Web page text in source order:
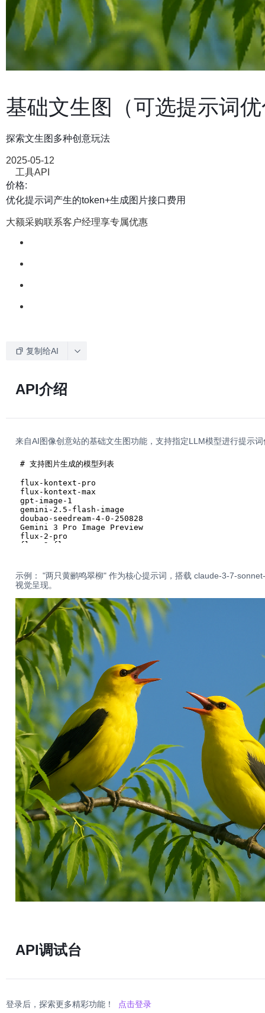
基础文生图（可选提示词
探索文生图多种创意玩法
2025-05-12
工具API
价格:
优化提示词产生的token+生成图片接口费用
大额采购联系客户经理享专属优惠
复制给AI
API介绍
来自AI图像创意站的基础文生图功能，支持指定LLM模型进行提示词
示例： "两只黄鹂鸣翠柳" 作为核心提示词，搭载 claude-3-7-
视觉呈现。
API调试台
登录后，探索更多精彩功能！ 点击登录